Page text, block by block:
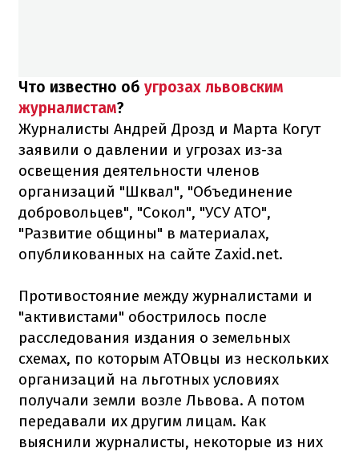
Что известно об угрозах львовским
журналистам?
Журналисты Андрей Дрозд и Марта Когут
заявили о давлении и угрозах из-за
освещения деятельности членов
организаций "Шквал", "Объединение
добровольцев", "Сокол", "УСУ АТО",
"Развитие общины" в материалах,
опубликованных на сайте Zaxid.net.
Противостояние между журналистами и
"активистами" обострилось после
расследования издания о земельных
схемах, по которым АТОвцы из нескольких
организаций на льготных условиях
получали земли возле Львова. А потом
передавали их другим лицам. Как
выяснили журналисты, некоторые из них